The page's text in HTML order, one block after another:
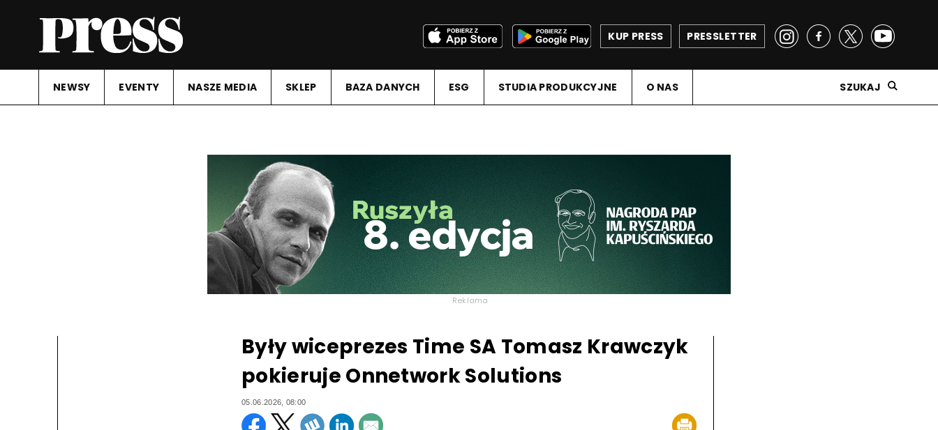
PRESSLETTER
KUP PRESS
NEWSY EVENTY NASZE MEDIA SKLEP BAZA DANYCH ESG STUDIA PRODUKCYJNE O NAS SZUKAJ
Reklama
Były wiceprezes Time SA Tomasz Krawczyk
pokieruje Onnetwork Solutions
05.06.2026, 08:00